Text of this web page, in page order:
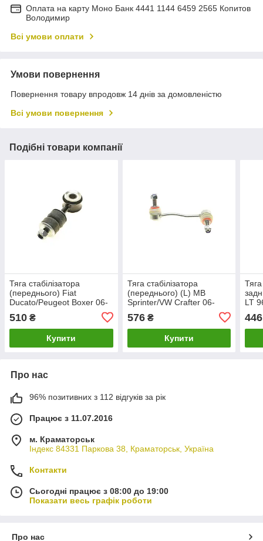
Оплата на карту Моно Банк 4441 1144 6459 2565 Копитов
Володимир
Всі умови оплати
Умови повернення
Повернення товару впродовж 14 днів за домовленістю
Всі умови повернення
Подібні товари компанії
Тяга стабілізатора
(переднього) Fiat
Ducato/Peugeot Boxer 06-
0007
510 ₴
Купити
Тяга стабілізатора
(переднього) (L) MB
Sprinter/VW Crafter 06-
576₴
Купити
Тяга
LT
446
Про нас
96% позитивних з 112 відгуків за рік
Працює з 11.07.2016
м. Краматорськ
Індекс 84331 Паркова 38, Краматорськ, Україна
Контакти
Сьогодні працює з 08:00 до 19:00
Показати весь графік роботи
Про нас